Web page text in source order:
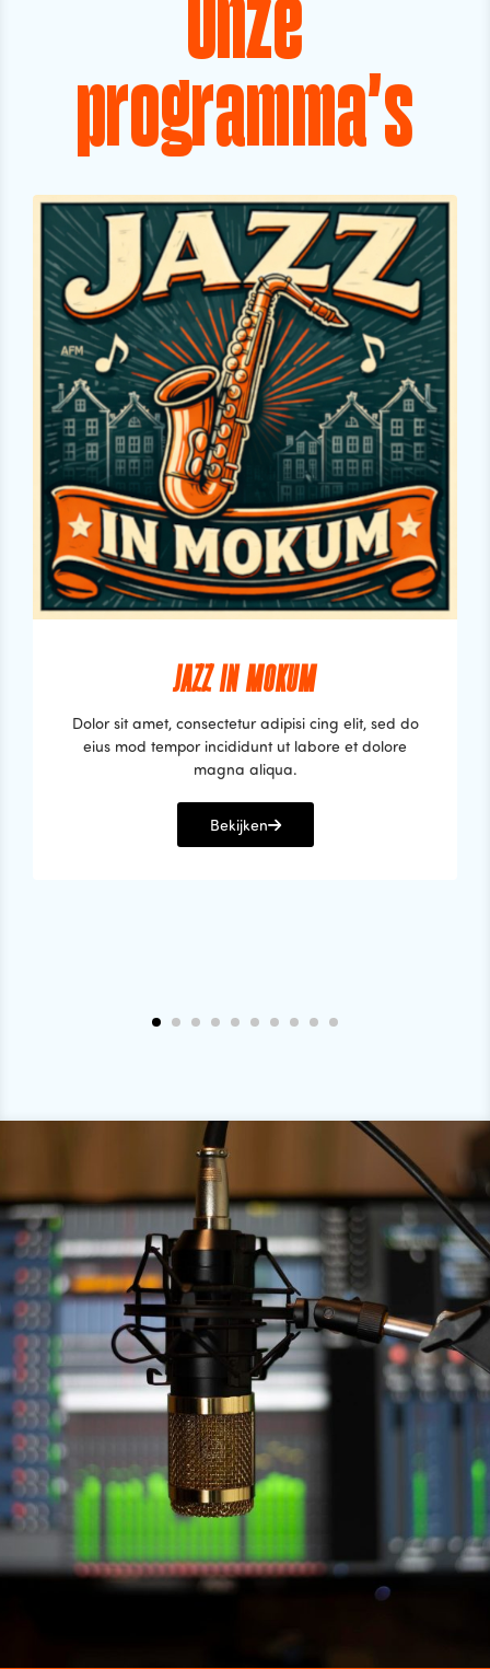
Onze
programma's
JAZZ IN MOKUM
Dolor sit amet, consectetur adipisi cing elit, sed do
eius mod tempor incididunt ut labore et dolore
magna aliqua.
Bekijken